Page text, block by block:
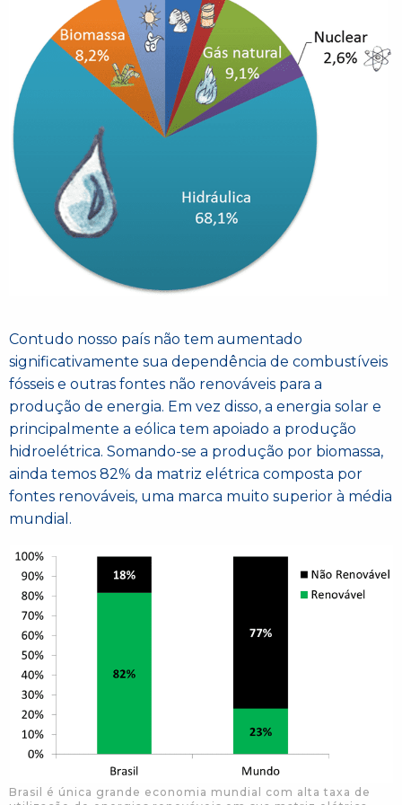
Contudo nosso país não tem aumentado
significativamente sua dependência de combustíveis
fósseis e outras fontes não renováveis para a
produção de energia. Em vez disso, a energia solar e
principalmente a eólica tem apoiado a produção
hidroelétrica. Somando-se a produção por biomassa,
ainda temos 82% da matriz elétrica composta por
fontes renováveis, uma marca muito superior à média
mundial.
Brasil é única grande economia mundial com alta taxa de